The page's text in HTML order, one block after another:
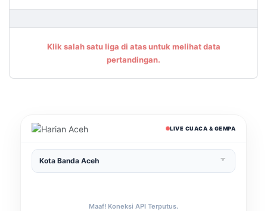
Klik salah satu liga di atas untuk melihat data
pertandingan.
LIVE CUACA & GEMPA
Maaf! Koneksi API Terputus.